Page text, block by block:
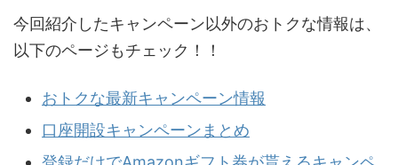
今回紹介したキャンペーン以外のおトクな情報は、
以下のページもチェック！！
おトクな最新キャンペーン情報
口座開設キャンペーンまとめ